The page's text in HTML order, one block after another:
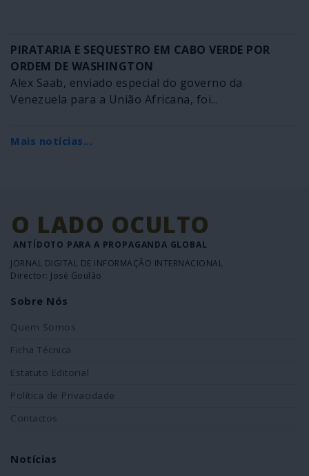
PIRATARIA E SEQUESTRO EM CABO VERDE POR
ORDEM DE WASHINGTON
Alex Saab, enviado especial do governo da
Venezuela para a União Africana, foi...
Mais notícias...
O LADO OCULTO
ANTÍDOTO PARA A PROPAGANDA GLOBAL
JORNAL DIGITAL DE INFORMAÇÃO INTERNACIONAL
Director: José Goulão
Sobre Nós
Quem Somos
Ficha Técnica
Estatuto Editorial
Política de Privacidade
Contactos
Notícias